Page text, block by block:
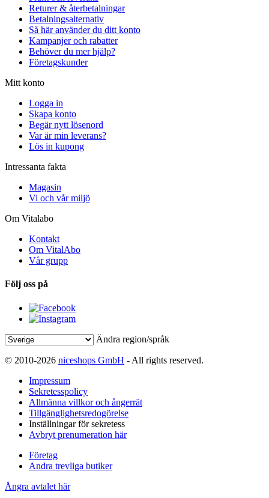
Returer & återbetalningar
Betalningsalternativ
Så här använder du ditt konto
Kampanjer och rabatter
Behöver du mer hjälp?
Företagskunder
Mitt konto
Logga in
Skapa konto
Begär nytt lösenord
Var är min leverans?
Lös in kupong
Intressanta fakta
Magasin
Vi och vår miljö
Om Vitalabo
Kontakt
Om VitalAbo
Vår grupp
Följ oss på
Ändra region/språk
© 2010-2026 niceshops GmbH - All rights reserved.
Impressum
Sekretesspolicy
Allmänna villkor och ångerrät
Tillgänglighetsredogörelse
Inställningar för sekretess
Avbryt prenumeration här
Företag
Andra trevliga butiker
Ångra avtalet här